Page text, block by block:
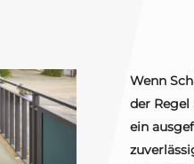
Wenn
der
ein